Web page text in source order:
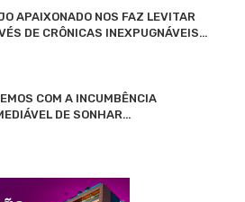
APAIXONADO NOS FAZ LEVITAR
DE CRÔNICAS INEXPUGNÁVEIS…
COM A INCUMBÊNCIA
DE SONHAR…